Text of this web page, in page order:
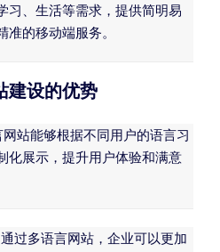
习、生活等需求，提供简明易
的移动端服务。
建设的优势
网站能够根据不同用户的语言习
化展示，提升用户体验和满意
通过多语言网站，企业可以更加